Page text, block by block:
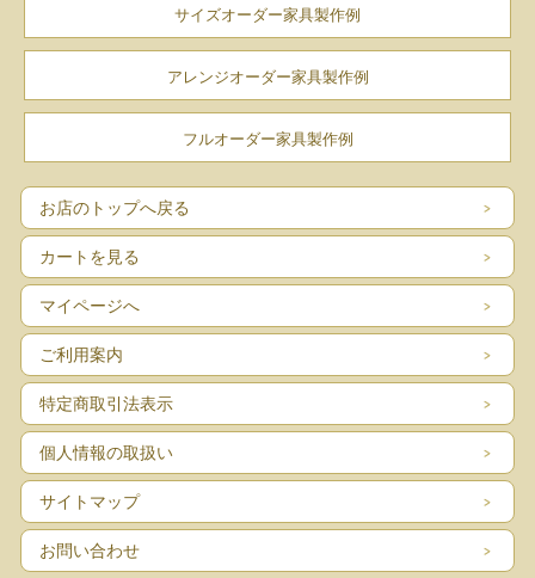
サイズオーダー家具製作例
アレンジオーダー家具製作例
フルオーダー家具製作例
お店のトップへ戻る
カートを見る
マイページへ
ご利用案内
特定商取引法表示
個人情報の取扱い
サイトマップ
お問い合わせ